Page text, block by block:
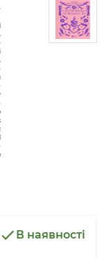
В наявності